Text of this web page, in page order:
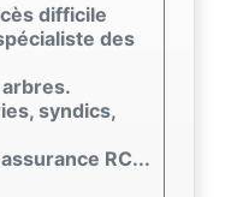
difficile
des
syndics,
RC...